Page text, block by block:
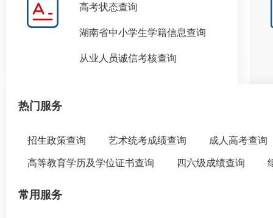
高考状态查询
湖南省中小学生学籍信息查询
从业人员诚信考核查询
热门服务
招生政策查询 艺术统考成绩查询 成人高考查询
高等教育学历及学位证书查询 四六级成绩查询
常用服务